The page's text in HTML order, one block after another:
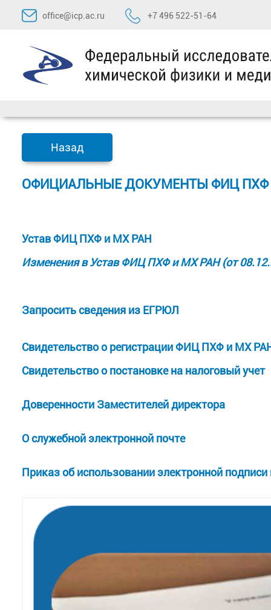
Перейти
содержимому
office@icp.ac.ru +7 496 522-51-64
Назад
ОФИЦИАЛЬНЫЕ ДОКУМЕНТЫ ФИЦ ПХФ
Устав ФИЦ ПХФ и МХ РАН
Изменения в Устав ФИЦ ПХФ и МХ РАН (от
Запросить сведения из ЕГРЮЛ
Свидетельство о регистрации ФИЦ ПХФ и МХ
Свидетельство о постановке на налоговый учет
Доверенности Заместителей директора
О служебной электронной почте
Приказ об использовании электронной